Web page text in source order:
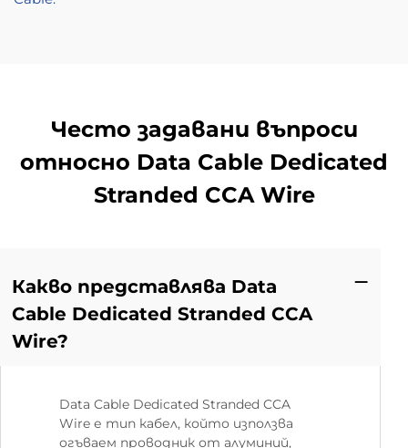
Често задавани въпроси
относно Data Cable Dedicated
Stranded CCA Wire
Какво представлява Data
Cable Dedicated Stranded CCA
Wire?
Data Cable Dedicated Stranded CCA
Wire е тип кабел, който използва
огъваем проводник от алуминий,